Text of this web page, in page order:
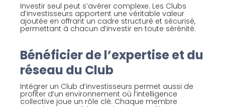
Investir seul peut s’avérer complexe. Les Clubs
d’investisseurs apportent une véritable valeur
ajoutée en offrant un cadre structuré et sécurisé,
permettant à chacun d’investir en toute sérénité.
Bénéficier de l’expertise et du
réseau du Club
Intégrer un Club d’investisseurs permet aussi de
profiter d’un environnement où l’intelligence
collective joue un rôle clé. Chaque membre